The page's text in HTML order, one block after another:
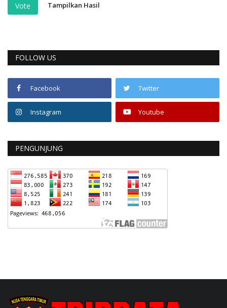
Vote Tampilkan Hasil
FOLLOW US
Facebook Twitter
Instagram Youtube
PENGUNJUNG